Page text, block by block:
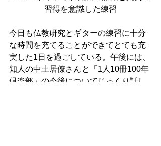
習得を意識した練習
今日も仏教研究とギターの練習に十分
な時間を充てることができてとても充
実した1日を過ごしている。午後には、
知人の中土居僚さんと「1人10冊100年
倶楽部」の今後についてじっくり話し